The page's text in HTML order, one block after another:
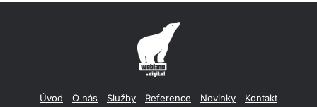
Úvod O nás Služby Reference Novinky Kontakt